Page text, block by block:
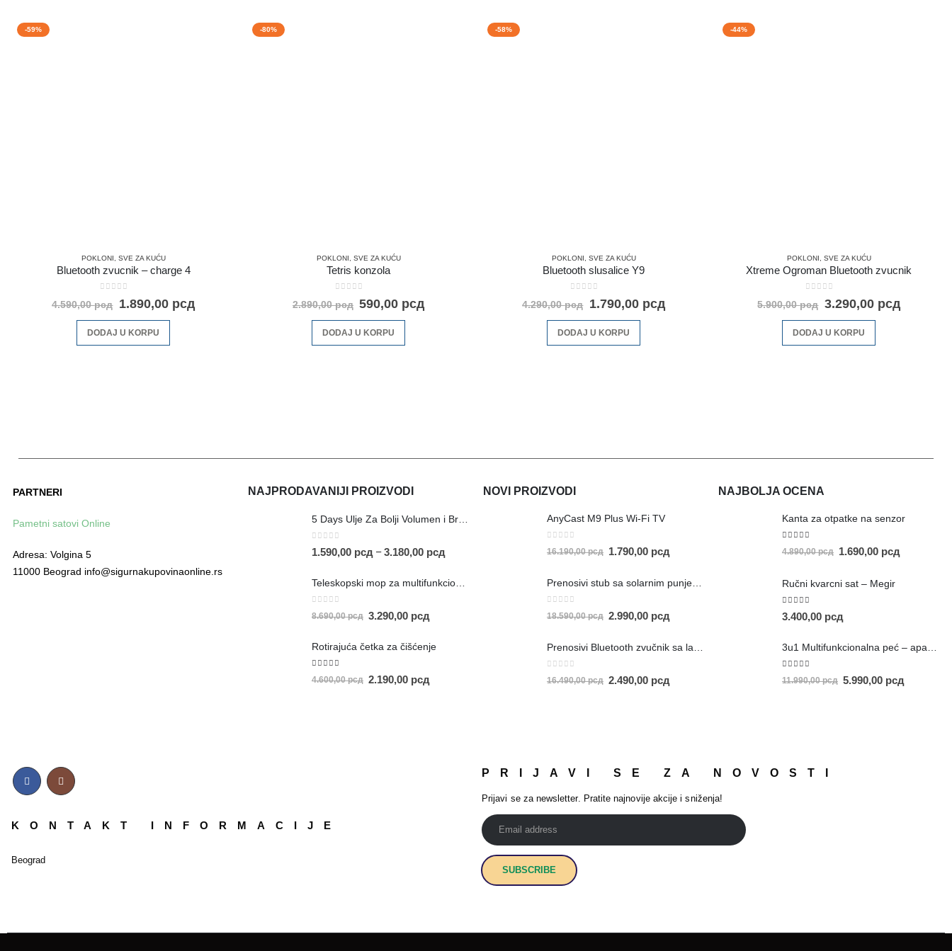
-59%
POKLONI SVE ZA KUĆU
Bluetooth zvucnik – charge 4
out of 5
4.590,00рсд 1.890,00 рсд
DODAJ U KORPU
-80%
POKLONI SVE ZA KUĆU
Tetris konzola
out of 5
2.890,00рсд 590,00 рсд
DODAJ U KORPU
-58%
POKLONI SVE ZA KUĆU
Bluetooth slusalice Y9
out of 5
4.290,00рсд 1.790,00 рсд
DODAJ U KORPU
-44%
POKLONI SVE ZA KUĆU
Xtreme Ogroman Bluetooth zvucnik
out of 5
5.900,00рсд 3.290,00 рсд
DODAJ U KORPU
PARTNERI
Pametni satovi Online
Adresa: Volgina 5
11000 Beograd info@sigurnakupovinaonline.rs
NAJPRODAVANIJI PROIZVODI
0 out of 5
1.590,00 рсд – 3.180,00 рсд
Teleskopski mop za multifunkcionalno čišćenje
0 out of 5
8.690,00рсд 3.290,00 рсд
Rotirajuća četka za čišćenje
5.00out of 5
4.600,00рсд 2.190,00 рсд
NOVI PROIZVODI
AnyCast M9 Plus Wi-Fi TV
0 out of 5
16.190,00рсд 1.790,00 рсд
Prenosivi stub sa solarnim punjenjem
0 out of 5
18.590,00рсд 2.990,00 рсд
Prenosivi Bluetooth zvučnik sa lampom
0 out of 5
16.490,00рсд 2.490,00 рсд
NAJBOLJA OCENA
Kanta za otpatke na senzor
5.00out of 5
4.890,00рсд 1.690,00 рсд
Ručni kvarcni sat – Megir
5.00out of 5
3.400,00 рсд
3u1 Multifunkcionalna peć – aparat za kafu
5.00out of 5
11.990,00рсд 5.990,00 рсд
KONTAKT INFORMACIJE
Beograd
PRIJAVI SE ZA NOVOSTI
Prijavi se za newsletter. Pratite najnovije akcije i sniženja!